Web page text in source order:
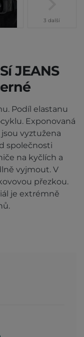
3 další
JEANS
Podíl elastanu
Exponovaná
vyztužena
společnosti
na kyčlích a
vyjmout. V
přezkou.
je extrémně